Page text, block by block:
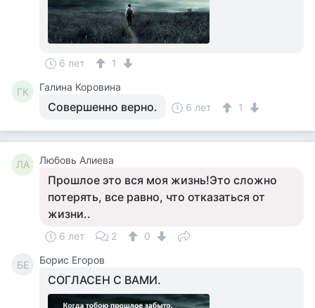
6 лет 1
ГК Галина Коровина
Совершенно верно. 6 лет 1
ЛА Любовь Алиева
Прошлое это вся моя жизнь!Это сложно
потерять, все равно, что отказаться от
жизни..
6 лет 2 0
БЕ Борис Егоров
СОГЛАСЕН С ВАМИ.